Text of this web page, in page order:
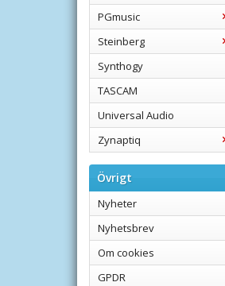
PGmusic
Steinberg
Synthogy
TASCAM
Universal Audio
Zynaptiq
Övrigt
Nyheter
Nyhetsbrev
Om cookies
GPDR